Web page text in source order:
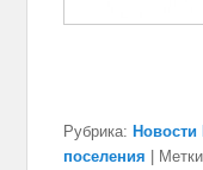
Рубрика: Новости
поселения |